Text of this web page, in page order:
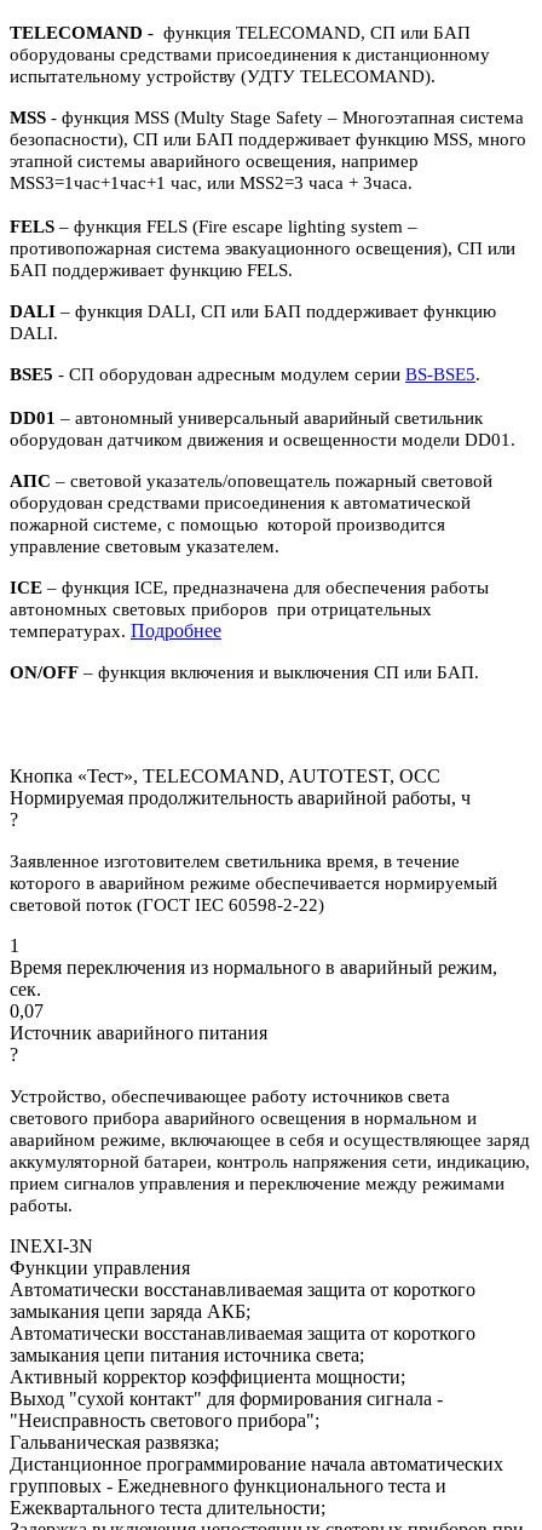
TELECOMAND - функция TELECOMAND, СП или БАП
оборудованы средствами присоединения к дистанционному
испытательному устройству (УДТУ TELECOMAND).
MSS - функция MSS (Multy Stage Safety – Многоэтапная система
безопасности), СП или БАП поддерживает функцию MSS, много
этапной системы аварийного освещения, например
MSS3=1час+1час+1 час, или MSS2=3 часа + 3часа.
FELS – функция FELS (Fire escape lighting system –
противопожарная система эвакуационного освещения), СП или
БАП поддерживает функцию FELS.
DALI – функция DALI, СП или БАП поддерживает функцию
DALI.
BSE5 - СП оборудован адресным модулем серии BS-BSE5.
DD01 – автономный универсальный аварийный светильник
оборудован датчиком движения и освещенности модели DD01.
АПС – световой указатель/оповещатель пожарный световой
оборудован средствами присоединения к автоматической
пожарной системе, с помощью которой производится
управление световым указателем.
ICE – функция ICE, предназначена для обеспечения работы
автономных световых приборов при отрицательных
температурах. Подробнее
ON/OFF – функция включения и выключения СП или БАП.
Кнопка «Тест», TELECOMAND, AUTOTEST, OCC
Нормируемая продолжительность аварийной работы, ч
?
Заявленное изготовителем светильника время, в течение
которого в аварийном режиме обеспечивается нормируемый
световой поток (ГОСТ IEC 60598-2-22)
1
Время переключения из нормального в аварийный режим,
сек.
0,07
Источник аварийного питания
?
Устройство, обеспечивающее работу источников света
светового прибора аварийного освещения в нормальном и
аварийном режиме, включающее в себя и осуществляющее заряд
аккумуляторной батареи, контроль напряжения сети, индикацию,
прием сигналов управления и переключение между режимами
работы.
INEXI-3N
Функции управления
Автоматически восстанавливаемая защита от короткого
замыкания цепи заряда АКБ;
Автоматически восстанавливаемая защита от короткого
замыкания цепи питания источника света;
Активный корректор коэффициента мощности;
Выход "сухой контакт" для формирования сигнала -
"Неисправность светового прибора";
Гальваническая развязка;
Дистанционное программирование начала автоматических
групповых - Ежедневного функционального теста и
Ежеквартального теста длительности;